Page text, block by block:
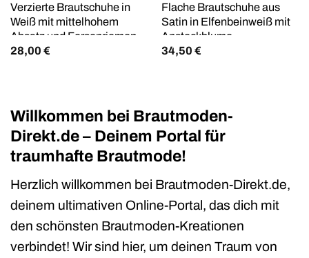
Verzierte Brautschuhe in
Weiß mit mittelhohem
Absatz und Fersenriemen,
weite Passform
28,00 €
Flache Brautschuhe aus
Satin in Elfenbeinweiß mit
Ansteckblume
34,50 €
Willkommen bei Brautmoden-
Direkt.de – Deinem Portal für
traumhafte Brautmode!
Herzlich willkommen bei Brautmoden-Direkt.de,
deinem ultimativen Online-Portal, das dich mit
den schönsten Brautmoden-Kreationen
verbindet! Wir sind hier, um deinen Traum von